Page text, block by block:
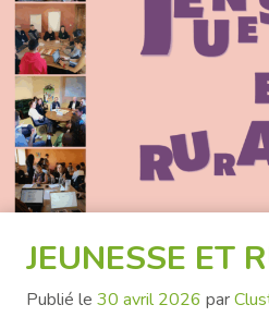
JEUNESSE ET
Publié le 30 avril 2026 par